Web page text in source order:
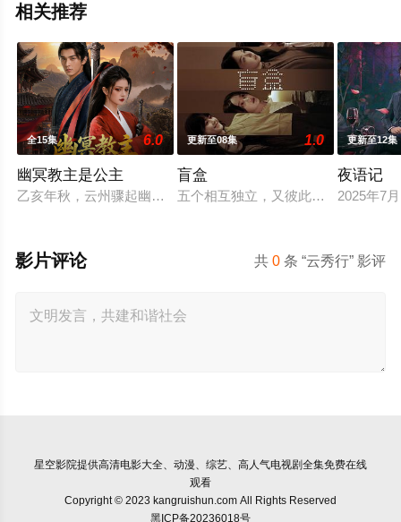
相关推荐
全15集 6.0
幽冥教主是公主
乙亥年秋，云州骤起幽冥教，教主独孤晴专杀薄情负心德行有
更新至08集 1.0
盲盒
五个相互独立，又彼此呼应的故事
更新至12集
夜语记
2025年7
共0 条 “云秀行” 影评
影片评论
星空影院提供高清电影大全、动漫、综艺、高人气电视剧全集免费在线
观看
Copyright © 2023 kangruishun.com All Rights Reserved
黑ICP备20236018号